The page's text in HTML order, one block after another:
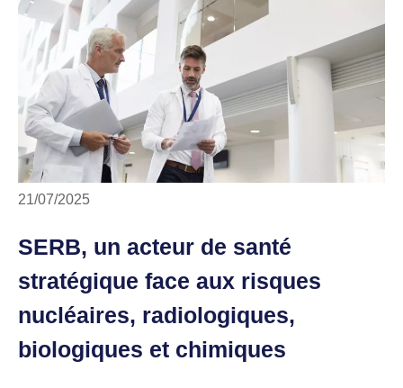
21/07/2025
SERB, un acteur de santé
stratégique face aux risques
nucléaires, radiologiques,
biologiques et chimiques